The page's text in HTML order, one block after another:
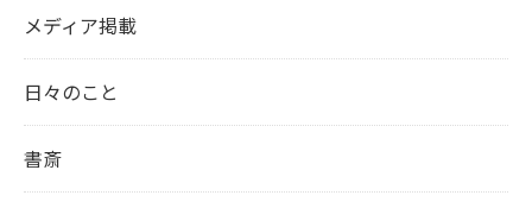
メディア掲載
日々のこと
書斎